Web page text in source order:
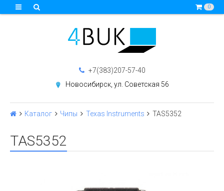
0
+7(383)207-57-40
Новосибирск, ул. Советская 56
Каталог Чипы Texas Instruments TAS5352
TAS5352